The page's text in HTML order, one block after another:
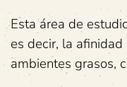
Esta área de
es decir, la
ambientes grasos,